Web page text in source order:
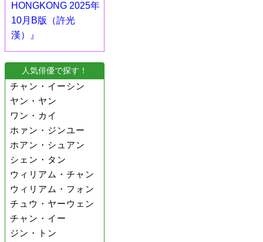
HONGKONG 2025年
10月B版（許光
漢）』
人気俳優で探す！
チャン・イーシン
ヤン・ヤン
ワン・カイ
ホァン・ジンユー
ホアン・シュアン
シェン・タン
ウィリアム・チャン
ウィリアム・フォン
チュウ・ヤーウェン
チャン・イー
ジン・トン